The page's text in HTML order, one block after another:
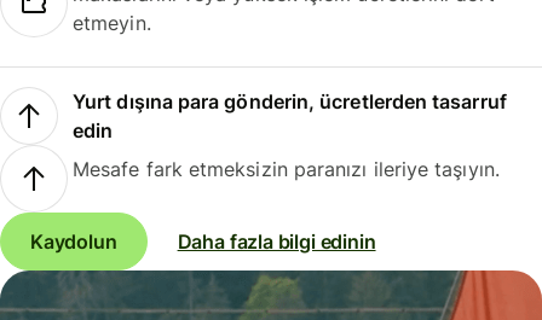
etmeyin.
Yurt dışına para gönderin, ücretlerden tasarruf
edin
Mesafe fark etmeksizin paranızı ileriye taşıyın.
Kaydolun Daha fazla bilgi edinin